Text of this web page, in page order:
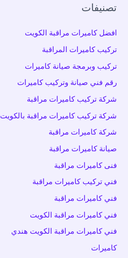
تصنيفات
افضل كاميرات مراقبة الكويت
تركيب كاميرات المراقبة
تركيب وبرمجة صيانة كاميرات
رقم فني صيانة وتركيب كاميرات
شركة تركيب كاميرات مراقبة
شركة تركيب كاميرات مراقبة بالكويت
شركة كاميرات مراقبة
صيانة كاميرات مراقبة
فنى كاميرات مراقبة
فني تركيب كاميرات مراقبة
فني كاميرات مراقبة
فني كاميرات مراقبة الكويت
فني كاميرات مراقبة الكويت هندي
كاميرات